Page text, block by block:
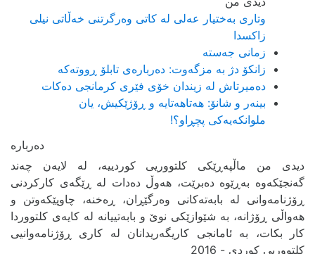
وتاری بەختیار عەلی لە کاتی وەرگرتنی خەڵاتی نیلی
زاکسدا
زمانی جەستە
زانکۆ دژ بە مزگەوت: دەربارەى تابلۆ ڕووتەکە
ده‌میرتاش له‌ زیندان خۆی فێری كرمانجی ده‌كات
بینەر و شانۆ: هەتاھەتایە و ڕۆژێکیش، یان
ملوانکەیەکی پچڕاو؟!
دیدی من ماڵپەڕێکی کلتووریی کوردییە، لە لایەن چەند
گەنجێكه‌وه‌ بەڕێوە دەبرێت، هەوڵ دەدات لە ڕێگەی کارکردنی
ڕۆژنامەوانی لە بابەتەکانی وەرگێڕان، ڕەخنە، چاوپێکەوتن و
هەواڵی ڕۆژانە، بە شێوازێکی نوێ و بابەتییانە لە کایەی کلتووردا
کار بکات، بە ئامانجی کاریگەریدانان لە کاری ڕۆژنامەوانیی
کلتووریی کوردی - 2016